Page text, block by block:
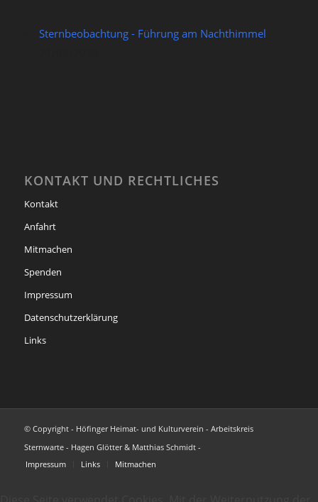
Sternbeobachtung - Führung am Nachthimmel
KONTAKT UND RECHTLICHES
Kontakt
Anfahrt
Mitmachen
Spenden
Impressum
Datenschutzerklärung
Links
© Copyright - Höfinger Heimat- und Kulturverein - Arbeitskreis
Sternwarte - Hagen Glötter & Matthias Schmidt -
Impressum
Links Mitmachen